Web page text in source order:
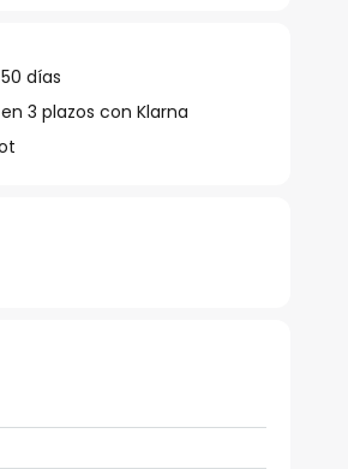
días
3 plazos con Klarna